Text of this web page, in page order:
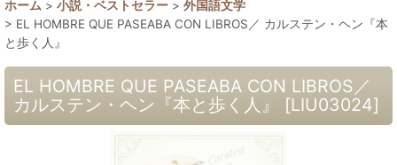
ホーム > 小説・ベストセラー > 外国語文学
> EL HOMBRE QUE PASEABA CON LIBROS／ カルステン・ヘン『本
と歩く人』
EL HOMBRE QUE PASEABA CON LIBROS／
カルステン・ヘン『本と歩く人』
[LIU03024]